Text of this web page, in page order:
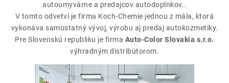
NOVINKY V SORTIMENTE
DARČEKOVÉ POUKAZY
autoumyvárne a predajcov autodoplnkov..
V tomto odvetví je firma Koch-Chemie jednou z mála, ktorá
vykonáva samostatný vývoj, výrobu aj predaj autokozmetiky.
Pre Slovenskú republiku je firma Auto-Color Slovakia s.r.o.
výhradným distribútorom.